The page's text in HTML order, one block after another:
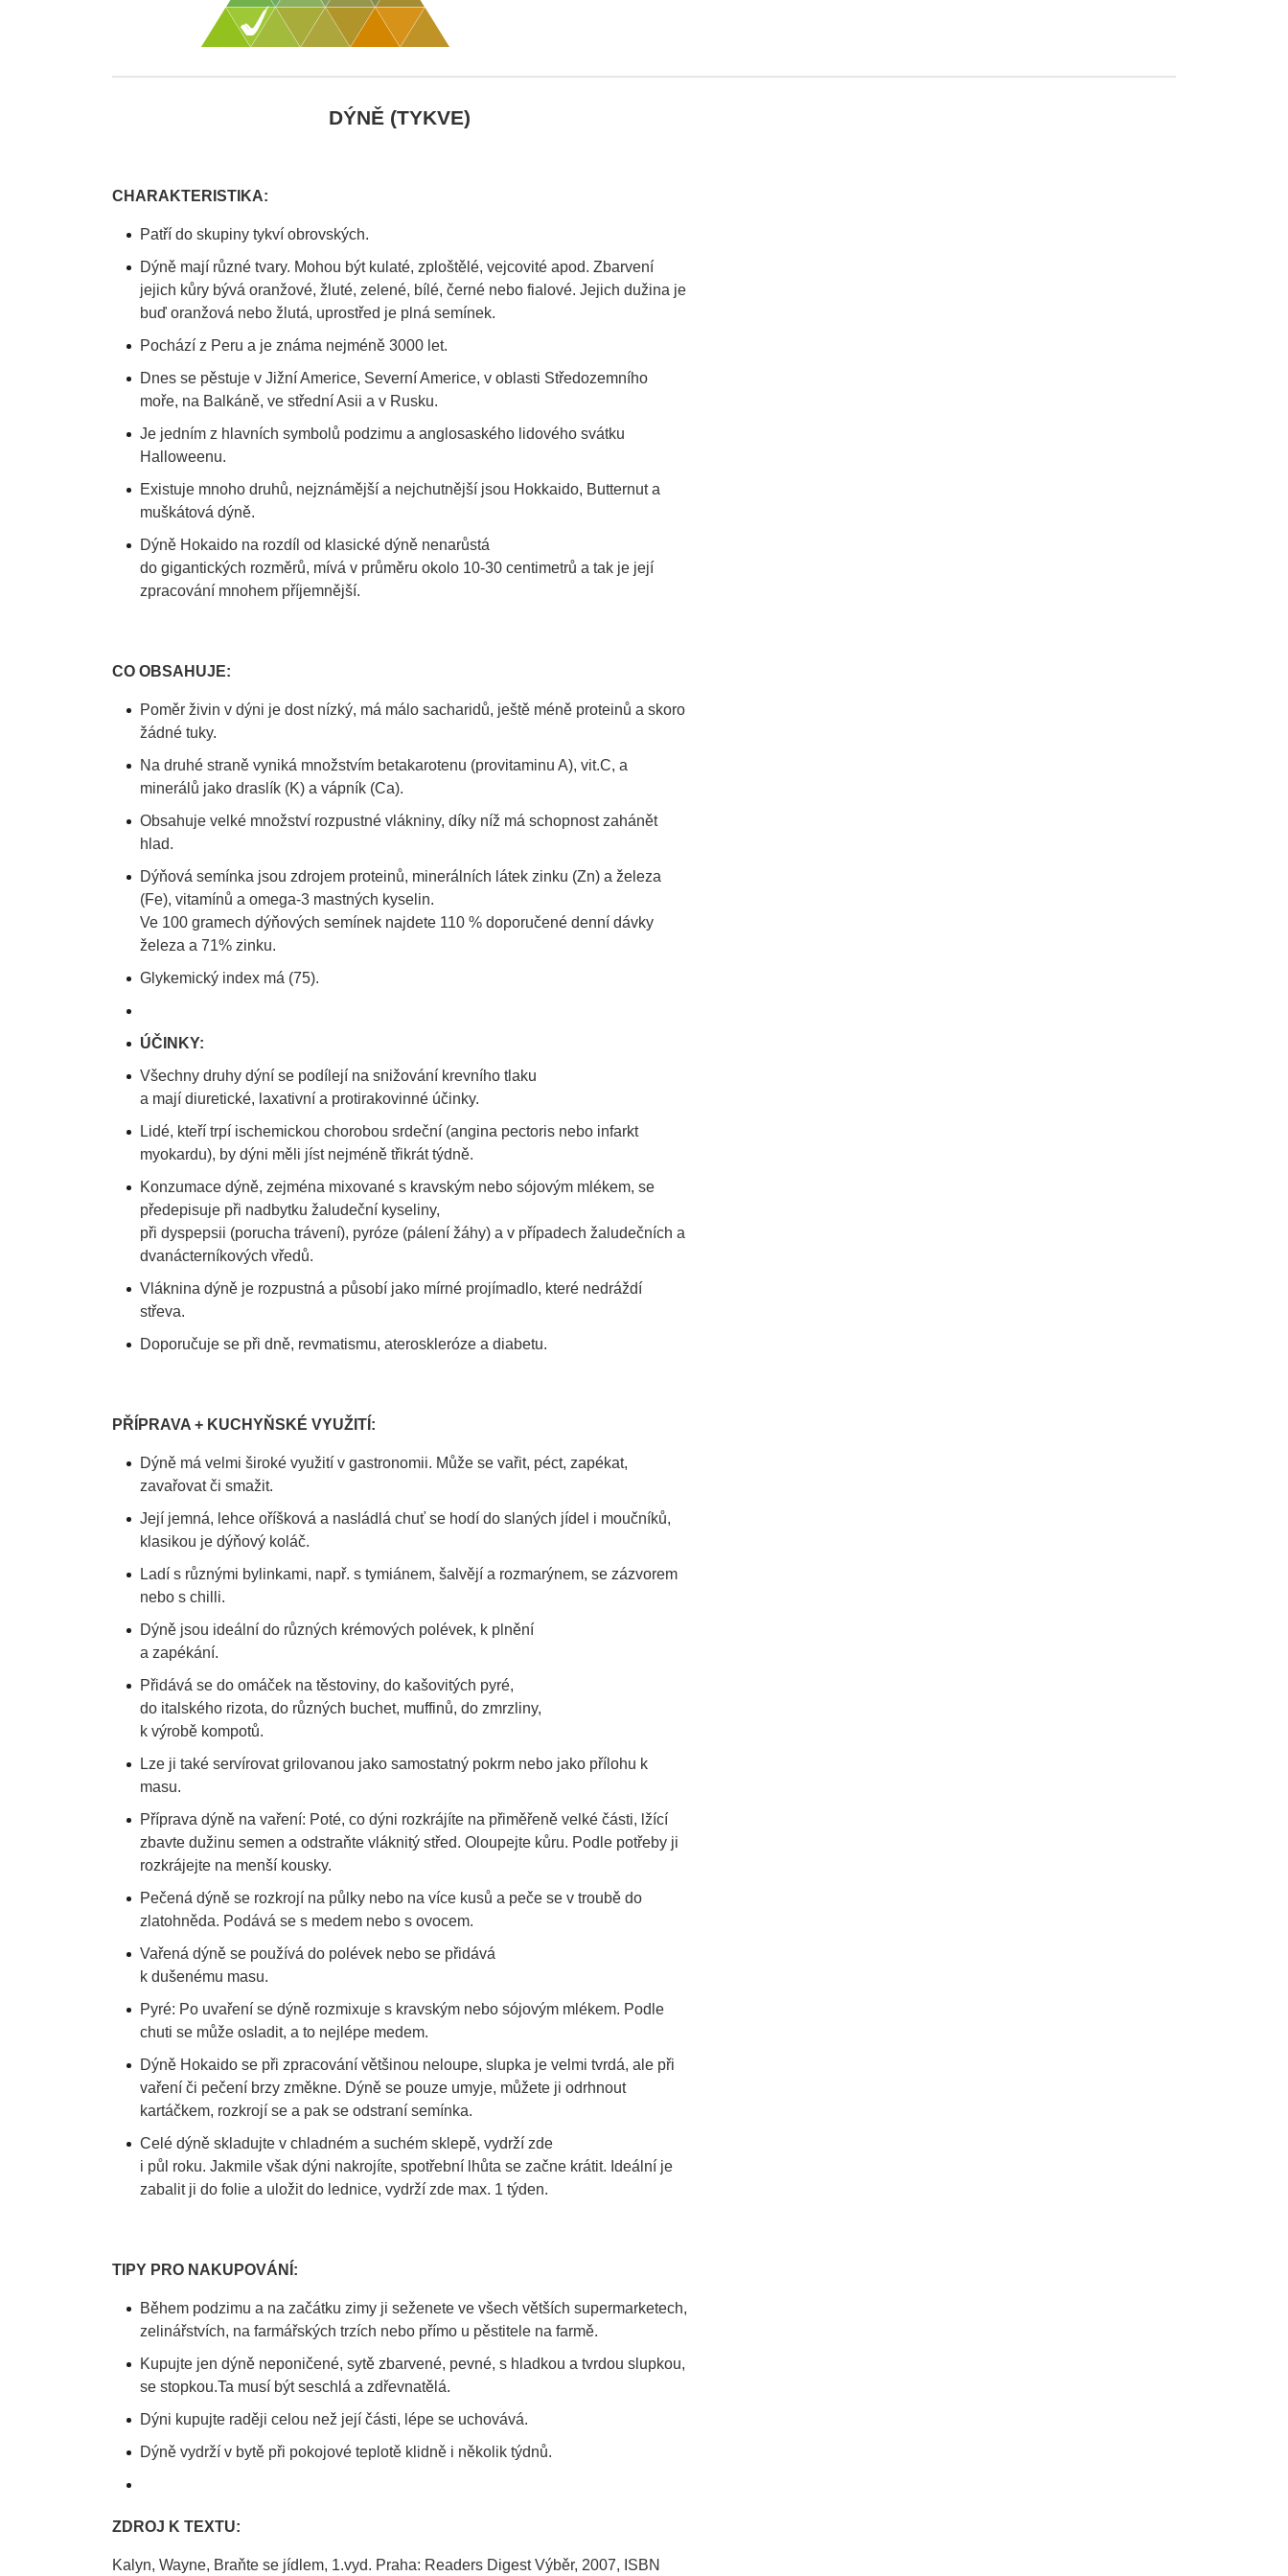
DÝNĚ (TYKVE)
CHARAKTERISTIKA:
Patří do skupiny tykví obrovských.
Dýně mají různé tvary. Mohou být kulaté, zploštělé, vejcovité apod. Zbarvení
jejich kůry bývá oranžové, žluté, zelené, bílé, černé nebo fialové. Jejich dužina je
buď oranžová nebo žlutá, uprostřed je plná semínek.
Pochází z Peru a je známa nejméně 3000 let.
Dnes se pěstuje v Jižní Americe, Severní Americe, v oblasti Středozemního
moře, na Balkáně, ve střední Asii a v Rusku.
Je jedním z hlavních symbolů podzimu a anglosaského lidového svátku
Halloweenu.
Existuje mnoho druhů, nejznámější a nejchutnější jsou Hokkaido, Butternut a
muškátová dýně.
Dýně Hokaido na rozdíl od klasické dýně nenarůstá
do gigantických rozměrů, mívá v průměru okolo 10-30 centimetrů a tak je její
zpracování mnohem příjemnější.
CO OBSAHUJE:
Poměr živin v dýni je dost nízký, má málo sacharidů, ještě méně proteinů a skoro
žádné tuky.
Na druhé straně vyniká množstvím betakarotenu (provitaminu A), vit.C, a
minerálů jako draslík (K) a vápník (Ca).
Obsahuje velké množství rozpustné vlákniny, díky níž má schopnost zahánět
hlad.
Dýňová semínka jsou zdrojem proteinů, minerálních látek zinku (Zn) a železa
(Fe), vitamínů a omega-3 mastných kyselin.
Ve 100 gramech dýňových semínek najdete 110 % doporučené denní dávky
železa a 71% zinku.
Glykemický index má (75).
ÚČINKY:
Všechny druhy dýní se podílejí na snižování krevního tlaku
a mají diuretické, laxativní a protirakovinné účinky.
Lidé, kteří trpí ischemickou chorobou srdeční (angina pectoris nebo infarkt
myokardu), by dýni měli jíst nejméně třikrát týdně.
Konzumace dýně, zejména mixované s kravským nebo sójovým mlékem, se
předepisuje při nadbytku žaludeční kyseliny,
při dyspepsii (porucha trávení), pyróze (pálení žáhy) a v případech žaludečních a
dvanácterníkových vředů.
Vláknina dýně je rozpustná a působí jako mírné projímadlo, které nedráždí
střeva.
Doporučuje se při dně, revmatismu, ateroskleróze a diabetu.
PŘÍPRAVA + KUCHYŇSKÉ VYUŽITÍ:
Dýně má velmi široké využití v gastronomii. Může se vařit, péct, zapékat,
zavařovat či smažit.
Její jemná, lehce oříšková a nasládlá chuť se hodí do slaných jídel i moučníků,
klasikou je dýňový koláč.
Ladí s různými bylinkami, např. s tymiánem, šalvějí a rozmarýnem, se zázvorem
nebo s chilli.
Dýně jsou ideální do různých krémových polévek, k plnění
a zapékání.
Přidává se do omáček na těstoviny, do kašovitých pyré,
do italského rizota, do různých buchet, muffinů, do zmrzliny,
k výrobě kompotů.
Lze ji také servírovat grilovanou jako samostatný pokrm nebo jako přílohu k
masu.
Příprava dýně na vaření: Poté, co dýni rozkrájíte na přiměřeně velké části, lžící
zbavte dužinu semen a odstraňte vláknitý střed. Oloupejte kůru. Podle potřeby ji
rozkrájejte na menší kousky.
Pečená dýně se rozkrojí na půlky nebo na více kusů a peče se v troubě do
zlatohněda. Podává se s medem nebo s ovocem.
Vařená dýně se používá do polévek nebo se přidává
k dušenému masu.
Pyré: Po uvaření se dýně rozmixuje s kravským nebo sójovým mlékem. Podle
chuti se může osladit, a to nejlépe medem.
Dýně Hokaido se při zpracování většinou neloupe, slupka je velmi tvrdá, ale při
vaření či pečení brzy změkne. Dýně se pouze umyje, můžete ji odrhnout
kartáčkem, rozkrojí se a pak se odstraní semínka.
Celé dýně skladujte v chladném a suchém sklepě, vydrží zde
i půl roku. Jakmile však dýni nakrojíte, spotřební lhůta se začne krátit. Ideální je
zabalit ji do folie a uložit do lednice, vydrží zde max. 1 týden.
TIPY PRO NAKUPOVÁNÍ:
Během podzimu a na začátku zimy ji seženete ve všech větších supermarketech,
zelinářstvích, na farmářských trzích nebo přímo u pěstitele na farmě.
Kupujte jen dýně neponičené, sytě zbarvené, pevné, s hladkou a tvrdou slupkou,
se stopkou.Ta musí být seschlá a zdřevnatělá.
Dýni kupujte raději celou než její části, lépe se uchovává.
Dýně vydrží v bytě při pokojové teplotě klidně i několik týdnů.
ZDROJ K TEXTU:
Kalyn, Wayne, Braňte se jídlem, 1.vyd. Praha: Readers Digest Výběr, 2007, ISBN